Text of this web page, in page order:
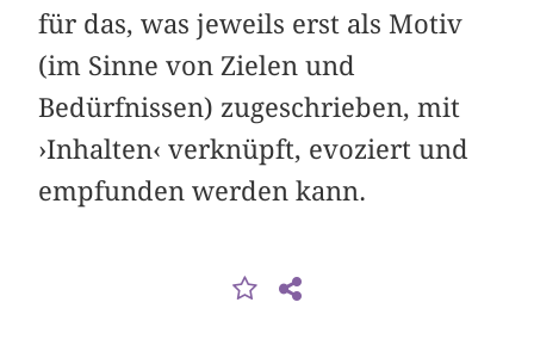
für das, was jeweils erst als Motiv
(im Sinne von Zielen und
Bedürfnissen) zugeschrieben, mit
›Inhalten‹ verknüpft, evoziert und
empfunden werden kann.